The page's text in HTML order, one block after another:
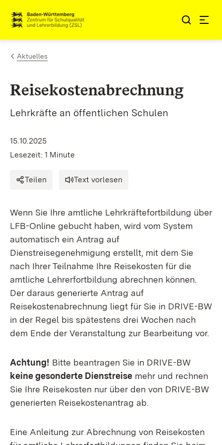
Zum Inhalt springen
Aktuelles
Reisekostenabrechnung
Lehrkräfte an öffentlichen Schulen
15.10.2025
Lesezeit: 1 Minute
Teilen Text vorlesen
Wenn Sie Ihre amtliche Lehrkräftefortbildung über
LFB-Online gebucht haben, wird vom System
automatisch ein Antrag auf
Dienstreisegenehmigung erstellt, mit dem Sie
nach Ihrer Teilnahme Ihre Reisekosten für die
amtliche Lehrerfortbildung abrechnen können.
Der daraus generierte Antrag auf
Reisekostenabrechnung liegt für Sie in DRIVE-BW
in der Regel bis spätestens drei Wochen nach
dem Ende der Veranstaltung zur Bearbeitung vor.
Achtung! Bitte beantragen Sie in DRIVE-BW
keine gesonderte Dienstreise mehr und rechnen
Sie Ihre Reisekosten nur über den von DRIVE-BW
generierten Reisekostenantrag ab.
Eine Anleitung zur Abrechnung von Reisekosten